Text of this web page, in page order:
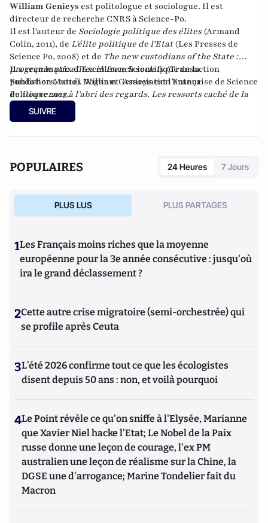
William Genieys est politologue et sociologue. Il est
directeur de recherche CNRS à Science-Po.
Il est l'auteur de Sociologie politique des élites (Armand
Colin, 2011), de L'élite politique de l'Etat(Les Presses de
Science Po, 2008) et de The new custodians of the State :
programmatic elites in french society(Transaction
publishers, 2010). William Genieys est l’auteur
deGouverner à l’abri des regards. Les ressorts caché de la
réussite de l’Obamacare
2020])
Il a reçu le prix d’Excellence Scientifique de la
Fondation Mattéi Dogan et Association Française de Science
Politique 2013.
SUIVRE
POPULAIRES 24 Heures 7 Jours
PLUS LUS PLUS PARTAGES
1Les Français moins riches que la moyenne
européenne pour la 3e année consécutive : jusqu'où
ira le grand déclassement ?
2Cette autre crise migratoire (semi-orchestrée) qui
se profile après Ceuta
3L’été 2026 confirme tout ce que les écologistes
disent depuis 50 ans : non, et voilà pourquoi
4Le Point révèle ce qu'on sniffe à l'Elysée, Marianne
que Xavier Niel hacke l'Etat; Le Nobel de la Paix
russe donne une leçon de courage, l'ex PM
australien une leçon de réalisme sur la Chine, la
DGSE une d'arrogance; Marine Tondelier fait du
Macron